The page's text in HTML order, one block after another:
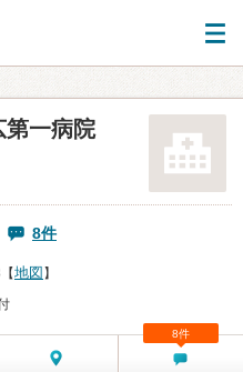
第一病院
8件
地図 】
8件